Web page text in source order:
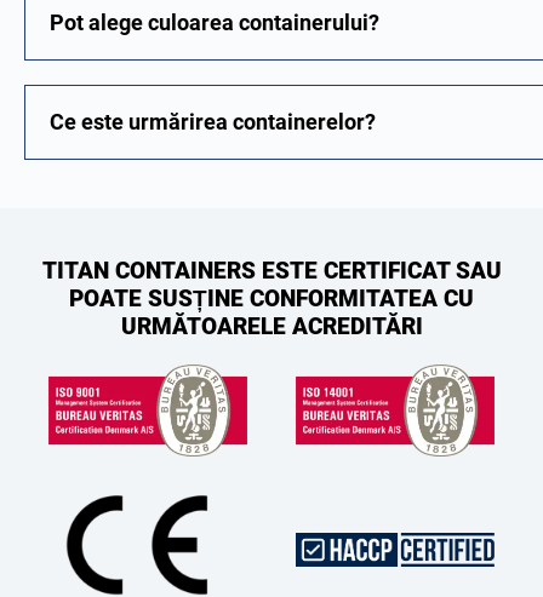
Pot alege culoarea containerului?
Ce este urmărirea containerelor?
TITAN CONTAINERS ESTE CERTIFICAT SAU
POATE SUSȚINE CONFORMITATEA CU
URMĂTOARELE ACREDITĂRI